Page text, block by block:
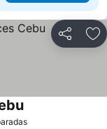
Compartir